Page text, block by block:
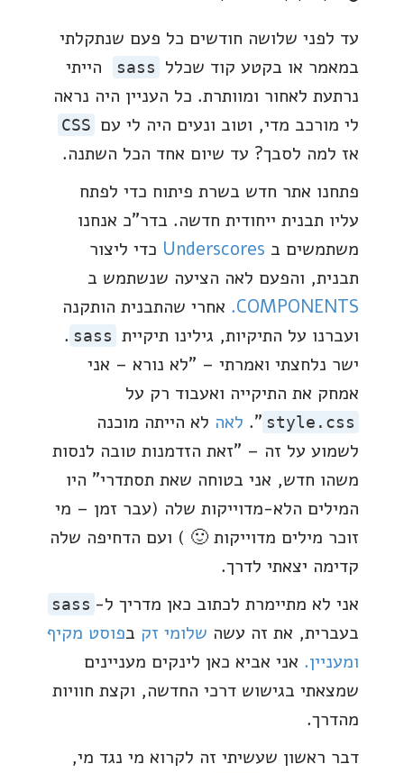
עד לפני שלושה חודשים כל פעם שנתקלתי
במאמר או בקטע קוד שכלל
sass
הייתי
נרתעת לאחור ומוותרת. כל העניין היה נראה
לי מורכב מדי, וטוב ונעים היה לי עם CSS
אז למה לסבך? עד שיום אחד הכל השתנה.
פתחנו אתר חדש בשרת פיתוח כדי לפתח
עליו תבנית ייחודית חדשה. בדר"כ אנחנו
משתמשים ב Underscores כדי ליצור
תבנית, והפעם לאה הציעה שנשתמש ב
COMPONENTS. אחרי שהתבנית הותקנה
ועברנו על התיקיות, גילינו תיקיית sass
.
ישר נלחצתי ואמרתי – "לא נורא – אני
אמחק את התיקייה ואעבוד רק על
style.css
". לאה לא הייתה מוכנה
לשמוע על זה – "זאת הזדמנות טובה לנסות
משהו חדש, אני בטוחה שאת תסתדרי" היו
המילים הלא-מדוייקות שלה (עבר זמן – מי
זוכר מילים מדוייקות 🙂 ) ועם הדחיפה שלה
קדימה יצאתי לדרך.
אני לא מתיימרת לכתוב כאן מדריך ל- sass
בעברית, את זה עשה שלומי זק בפוסט מקיף
ומעניין. אני אביא כאן לינקים מעניינים
שמצאתי בגישוש דרכי החדשה, וקצת חוויות
מהדרך.
דבר ראשון שעשיתי זה לקרוא מי נגד מי,